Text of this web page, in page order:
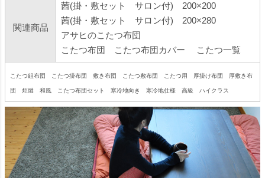
関連商品
茜(掛・敷セット サロン付) 200×200
茜(掛・敷セット サロン付) 200×280
アサヒのこたつ布団
こたつ布団
こたつ布団カバー こたつ一覧
こたつ組布団 こたつ掛布団 敷き布団 こたつ敷布団 こたつ用 厚掛け布団 厚敷き布
団 炬燵 和風 こたつ布団セット 寒冷地向き 寒冷地仕様 高級 ハイクラス